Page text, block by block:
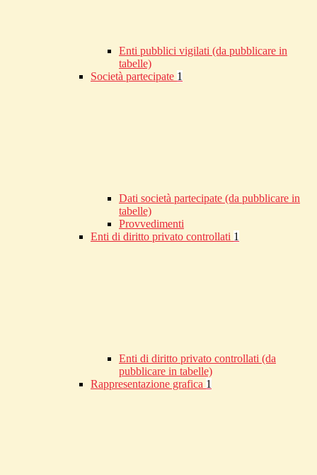
Enti pubblici vigilati (da pubblicare in
tabelle)
Società partecipate 1
Dati società partecipate (da pubblicare in
tabelle)
Provvedimenti
Enti di diritto privato controllati 1
Enti di diritto privato controllati (da
pubblicare in tabelle)
Rappresentazione grafica 1